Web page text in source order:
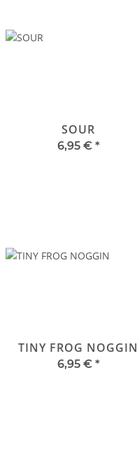
SOUR
6,95 € *
TINY FROG NOGGIN
6,95 € *